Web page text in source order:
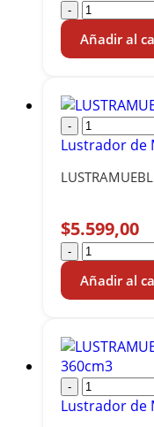
-
Añadir al
-
Lustrador de
$5.599,00
-
Añadir al
-
Lustrador de